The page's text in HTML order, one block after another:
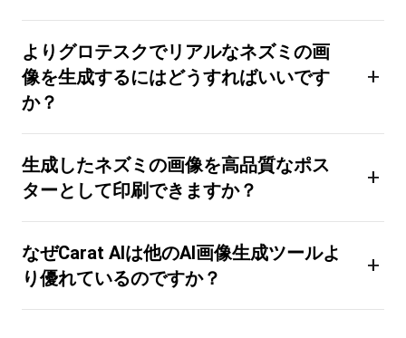
よりグロテスクでリアルなネズミの画
像を生成するにはどうすればいいです
か？
+
生成したネズミの画像を高品質なポス
ターとして印刷できますか？
+
なぜCarat AIは他のAI画像生成ツールよ
り優れているのですか？
+